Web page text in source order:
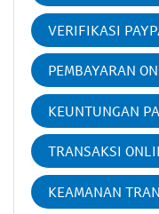
VERIFIKASI
PEMBAYARAN
KEUNTUNGAN
TRANSAKSI
KEAMANAN